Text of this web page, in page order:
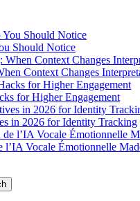
Should Notice
Context Changes
for Higher Engagement
in 2026 for Identity Tracking
Vocale Émotionnelle